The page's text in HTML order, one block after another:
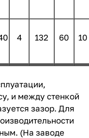
4 132 60 10
и между стенкой
зазор. Для
(На заводе